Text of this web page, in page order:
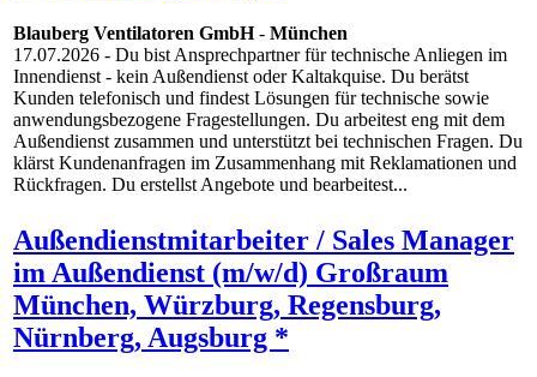
Blauberg Ventilatoren GmbH- München
17.07.2026 - Du bist Ansprechpartner für technische Anliegen im
Innendienst - kein Außendienst oder Kaltakquise. Du berätst
Kunden telefonisch und findest Lösungen für technische sowie
anwendungsbezogene Fragestellungen. Du arbeitest eng mit dem
Außendienst zusammen und unterstützt bei technischen Fragen. Du
klärst Kundenanfragen im Zusammenhang mit Reklamationen und
Rückfragen. Du erstellst Angebote und bearbeitest...
Außendienstmitarbeiter / Sales Manager
im Außendienst (m/w/d) Großraum
München, Würzburg, Regensburg,
Nürnberg, Augsburg *